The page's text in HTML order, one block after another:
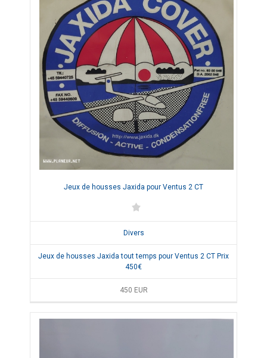
Jeux de housses Jaxida pour Ventus 2 CT
Divers
Jeux de housses Jaxida tout temps pour Ventus 2 CT Prix
450€
450 EUR